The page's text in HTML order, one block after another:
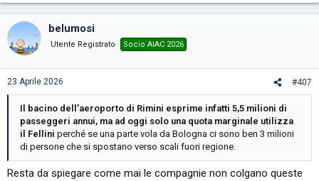
belumosi
Utente Registrato Socio AIAC 2026
23 Aprile 2026 #407
Il bacino dell’aeroporto di Rimini esprime infatti 5,5 milioni di
passeggeri annui, ma ad oggi solo una quota marginale utilizza
il Fellini perché se una parte vola da Bologna ci sono ben 3 milioni
di persone che si spostano verso scali fuori regione.
Resta da spiegare come mai le compagnie non colgano queste